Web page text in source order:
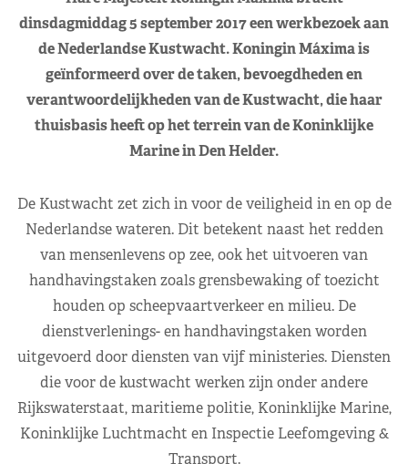
dinsdagmiddag 5 september 2017 een werkbezoek aan
de Nederlandse Kustwacht. Koningin Máxima is
geïnformeerd over de taken, bevoegdheden en
verantwoordelijkheden van de Kustwacht, die haar
thuisbasis heeft op het terrein van de Koninklijke
Marine in Den Helder.
De Kustwacht zet zich in voor de veiligheid in en op de
Nederlandse wateren. Dit betekent naast het redden
van mensenlevens op zee, ook het uitvoeren van
handhavingstaken zoals grensbewaking of toezicht
houden op scheepvaartverkeer en milieu. De
dienstverlenings- en handhavingstaken worden
uitgevoerd door diensten van vijf ministeries. Diensten
die voor de kustwacht werken zijn onder andere
Rijkswaterstaat, maritieme politie, Koninklijke Marine,
Koninklijke Luchtmacht en Inspectie Leefomgeving &
Transport.